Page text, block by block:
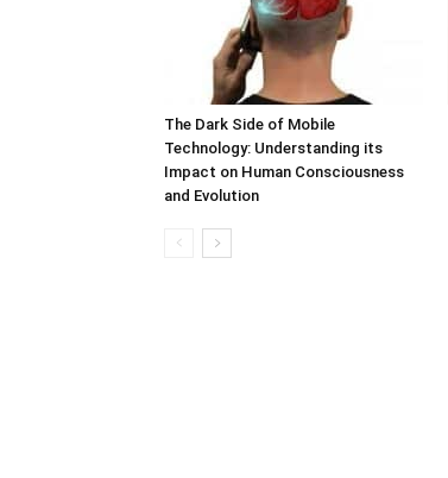
The Dark Side of Mobile
Technology: Understanding its
Impact on Human Consciousness
and Evolution